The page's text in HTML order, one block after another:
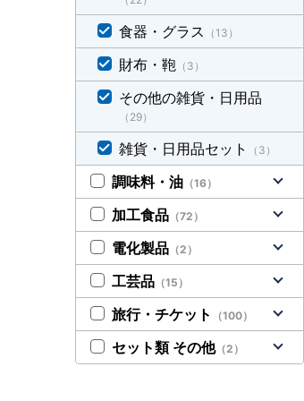
食器・グラス （13）
財布・鞄 （3）
その他の雑貨・日用品
（29）
雑貨・日用品セット （3）
調味料・油 （16）
加工食品 （72）
電化製品 （2）
工芸品 （15）
旅行・チケット （100）
セット類 その他（2）